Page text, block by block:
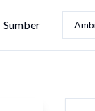
Sumber